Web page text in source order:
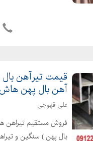
02166292001
قیمت تیرآهن بال
آهن بال پهن هاش
علی قهوجی
فروش مستقیم تیراهن
بال پهن ) سنگین و